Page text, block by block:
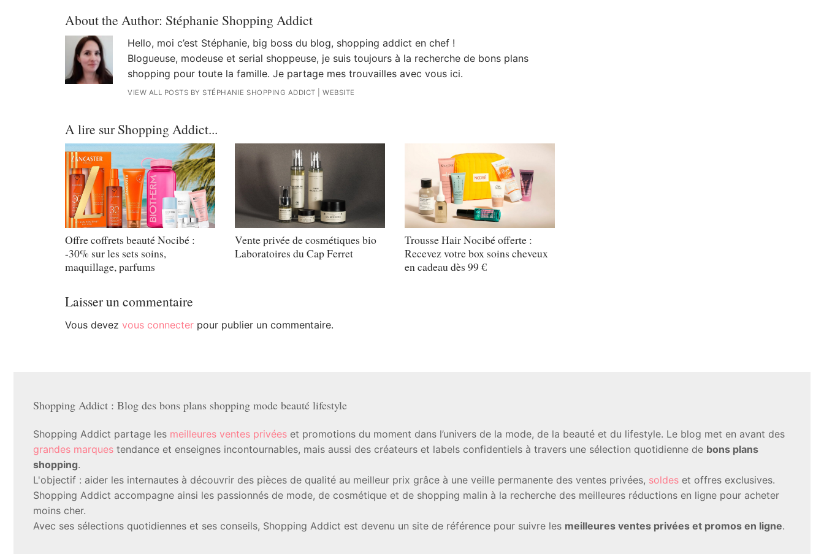
About the Author: Stéphanie Shopping Addict
Hello, moi c’est Stéphanie, big boss du blog, shopping addict en chef !
Blogueuse, modeuse et serial shoppeuse, je suis toujours à la recherche de bons plans
shopping pour toute la famille. Je partage mes trouvailles avec vous ici.
VIEW ALL POSTS BY STÉPHANIE SHOPPING ADDICT |WEBSITE
A lire sur Shopping Addict...
Offre coffrets beauté Nocibé :
-30% sur les sets soins,
maquillage, parfums
Vente privée de cosmétiques bio
Laboratoires du Cap Ferret
Trousse Hair Nocibé offerte :
Recevez votre box soins cheveux
en cadeau dès 99 €
Laisser un commentaire
Vous devez vous connecterpour publier un commentaire.
Shopping Addict : Blog des bons plans shopping mode beauté lifestyle
Shopping Addict partage les meilleures ventes privées et promotions du moment dans l’univers de la mode, de la beauté et du lifestyle. Le blog met en avant des
grandes marques tendance et enseignes incontournables, mais aussi des créateurs et labels confidentiels à travers une sélection quotidienne de bons plans
shopping.
L'objectif : aider les internautes à découvrir des pièces de qualité au meilleur prix grâce à une veille permanente des ventes privées, soldes et offres exclusives.
Shopping Addict accompagne ainsi les passionnés de mode, de cosmétique et de shopping malin à la recherche des meilleures réductions en ligne pour acheter
moins cher.
Avec ses sélections quotidiennes et ses conseils, Shopping Addict est devenu un site de référence pour suivre les meilleures ventes privées et promos en ligne.